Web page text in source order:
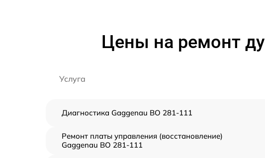
Цены на ремонт
Услуга
Диагностика Gaggenau BO 281-111
Ремонт платы управления (восстановление)
Gaggenau BO 281-111